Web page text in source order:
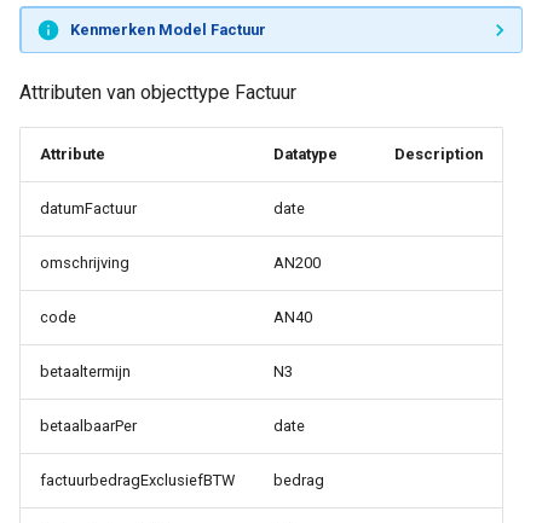
Kenmerken Model Factuur
Attributen van objecttype Factuur
Attribute Datatype Description
datumFactuur date
omschrijving AN200
code AN40
betaaltermijn N3
betaalbaarPer date
factuurbedragExclusiefBTW bedrag